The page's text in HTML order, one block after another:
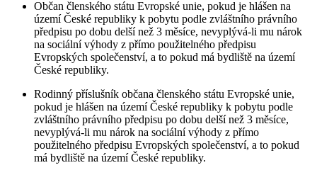
Občan členského státu Evropské unie, pokud je hlášen na
území České republiky k pobytu podle zvláštního právního
předpisu po dobu delší než 3 měsíce, nevyplývá-li mu nárok
na sociální výhody z přímo použitelného předpisu
Evropských společenství, a to pokud má bydliště na území
České republiky.
Rodinný příslušník občana členského státu Evropské unie,
pokud je hlášen na území České republiky k pobytu podle
zvláštního právního předpisu po dobu delší než 3 měsíce,
nevyplývá-li mu nárok na sociální výhody z přímo
použitelného předpisu Evropských společenství, a to pokud
má bydliště na území České republiky.